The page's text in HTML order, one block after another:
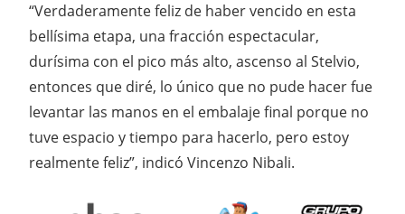
“Verdaderamente feliz de haber vencido en esta
bellísima etapa, una fracción espectacular,
durísima con el pico más alto, ascenso al Stelvio,
entonces que diré, lo único que no pude hacer fue
levantar las manos en el embalaje final porque no
tuve espacio y tiempo para hacerlo, pero estoy
realmente feliz”, indicó Vincenzo Nibali.